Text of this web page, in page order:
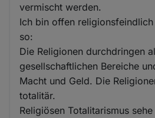
vermischt werden.
Ich bin offen
so:
Die Religionen durchdringen
gesellschaftlichen Bereiche
Macht und Geld. Die
totalitär.
Religiösen Totalitarismus